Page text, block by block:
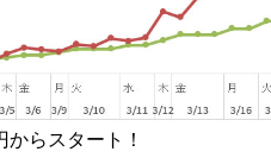
らスタート！